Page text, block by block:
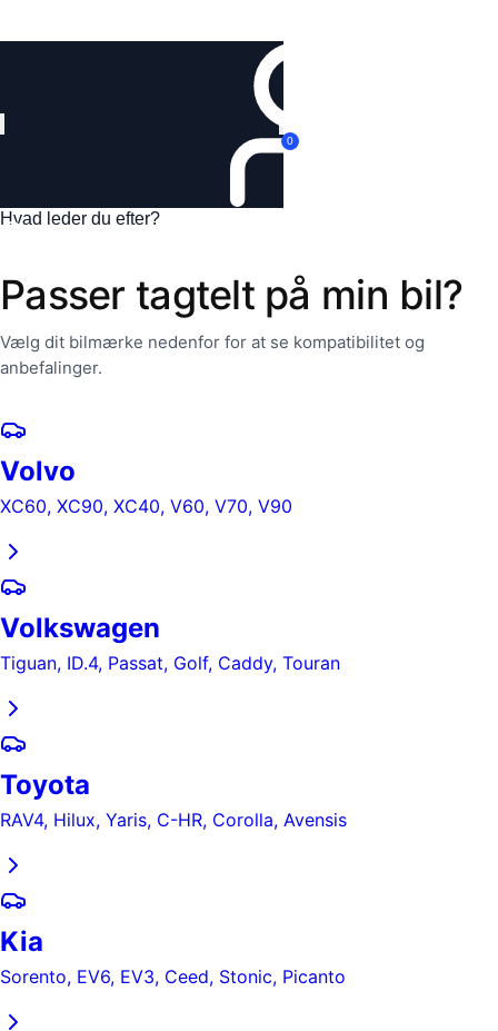
0
Passer tagtelt på min bil?
Vælg dit bilmærke nedenfor for at se kompatibilitet og
anbefalinger.
Volvo
XC60, XC90, XC40, V60, V70, V90
Volkswagen
Tiguan, ID.4, Passat, Golf, Caddy, Touran
Toyota
RAV4, Hilux, Yaris, C-HR, Corolla, Avensis
Kia
Sorento, EV6, EV3, Ceed, Stonic, Picanto